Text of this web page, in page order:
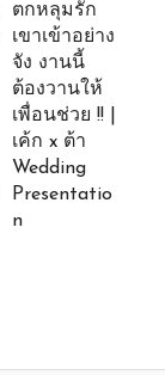
ตกหลุมรัก
เขาเข้าอย่าง
จัง งานนี้
ต้องวานให้
เพื่อนช่วย !! |
เค้ก x ต้า
Wedding
Presentatio
n